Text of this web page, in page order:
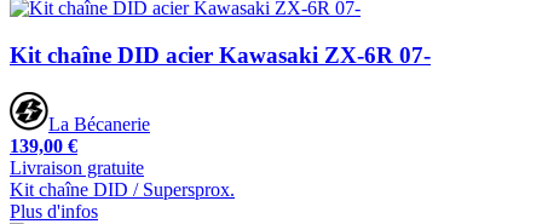
Kit chaîne DID acier Kawasaki ZX-6R 07-
La Bécanerie
139,00 €
Livraison gratuite
Kit chaîne DID / Supersprox.
Plus d'infos